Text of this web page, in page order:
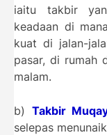
iaitu takbir
keadaan di
kuat di jalan-
pasar, di rumah
malam.
b) Takbir
selepas